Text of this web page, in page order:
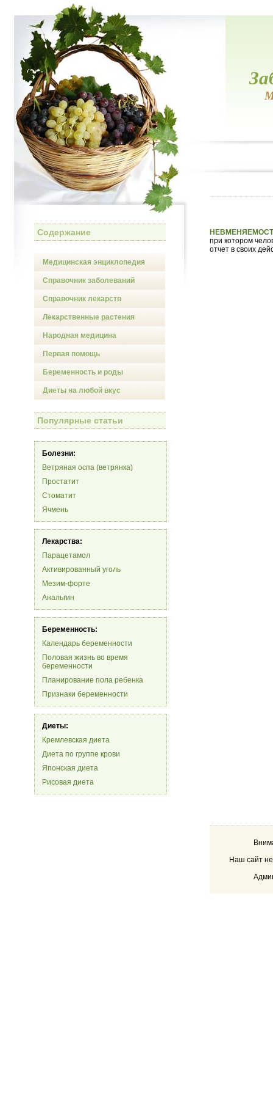
Содержание
Медицинская энциклопедия
Справочник заболеваний
Справочник лекарств
Лекарственные растения
Народная медицина
Первая помощь
Беременность и роды
Диеты на любой вкус
Популярные статьи
Болезни:
Ветряная оспа (ветрянка)
Простатит
Стоматит
Ячмень
Лекарства:
Парацетамол
Активированный уголь
Мезим-форте
Анальгин
Беременность:
Календарь беременности
Половая жизнь во время
беременности
Планирование пола ребенка
Признаки беременности
Диеты:
Кремлевская диета
Диета по группе крови
Японская диета
Рисовая диета
при котором
отчет в своих
Наш сайт